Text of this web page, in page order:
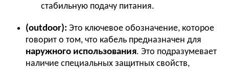
стабильную подачу питания.
(outdoor): Это ключевое обозначение, которое
говорит о том, что кабель предназначен для
наружного использования. Это подразумевает
наличие специальных защитных свойств,